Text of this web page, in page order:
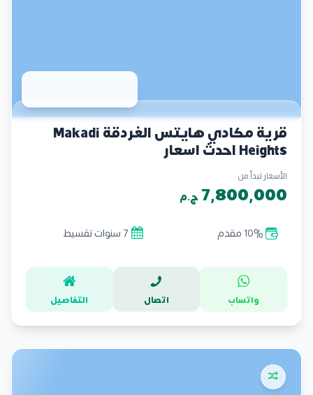
قرية مكادي هايتس الغردقة Makadi
Heights احدث اسعار
الأسعار تبدأ من
7,800,000 ج.م
10% مقدم 7 سنوات تقسيط
واتساب اتصال التفاصيل